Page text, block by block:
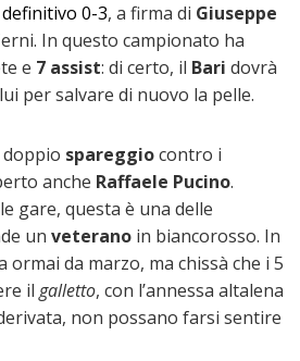
definitivo 0-3, a firma di Giuseppe
In questo campionato ha
e 7 assist: di certo, il Bari dovrà
per salvare di nuovo la pelle.
spareggiocontro i
anche Raffaele Pucino.
gare, questa è una delle
un veterano in biancorosso. In
da marzo, ma chissà che i 5
il galletto, con l’annessa altalena
non possano farsi sentire